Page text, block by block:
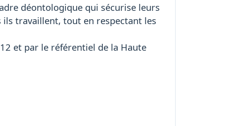
déontologique qui sécurise leurs
ils travaillent, tout en respectant les
et par le référentiel de la Haute